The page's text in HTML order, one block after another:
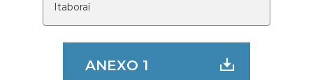
Itaboraí
ANEXO 1